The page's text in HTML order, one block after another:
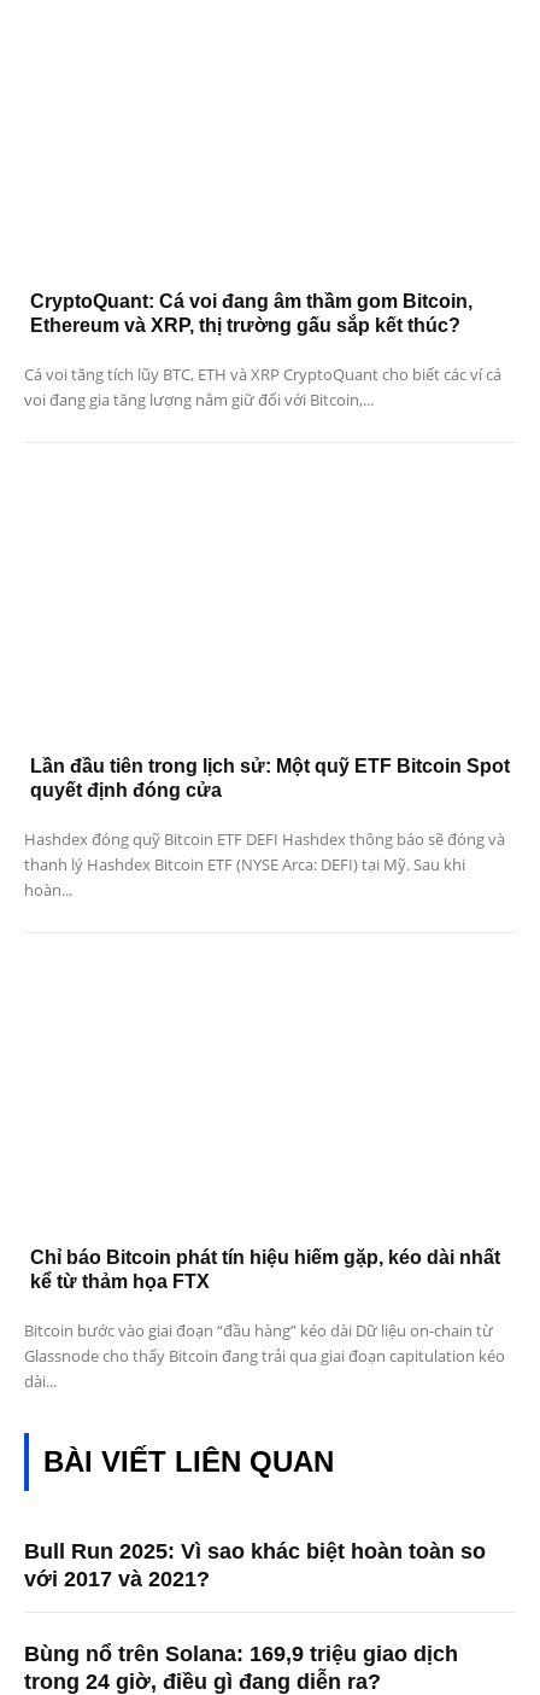
CryptoQuant: Cá voi đang âm thầm gom Bitcoin,
Ethereum và XRP, thị trường gấu sắp kết thúc?
Cá voi tăng tích lũy BTC, ETH và XRP CryptoQuant cho biết các ví cá
voi đang gia tăng lượng nắm giữ đối với Bitcoin,...
Lần đầu tiên trong lịch sử: Một quỹ ETF Bitcoin Spot
quyết định đóng cửa
Hashdex đóng quỹ Bitcoin ETF DEFI Hashdex thông báo sẽ đóng và
thanh lý Hashdex Bitcoin ETF (NYSE Arca: DEFI) tại Mỹ. Sau khi
hoàn...
Chỉ báo Bitcoin phát tín hiệu hiếm gặp, kéo dài nhất
kể từ thảm họa FTX
Bitcoin bước vào giai đoạn “đầu hàng” kéo dài Dữ liệu on-chain từ
Glassnode cho thấy Bitcoin đang trải qua giai đoạn capitulation kéo
dài...
BÀI VIẾT LIÊN QUAN
Bull Run 2025: Vì sao khác biệt hoàn toàn so
với 2017 và 2021?
Bùng nổ trên Solana: 169,9 triệu giao dịch
trong 24 giờ, điều gì đang diễn ra?